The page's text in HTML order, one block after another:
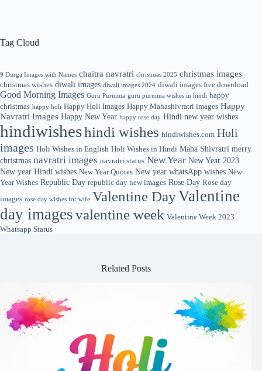
Tag Cloud
9 Durga Images with Names chaitra navratri christmas 2025 christmas images
christmas wishes diwali images diwali images 2024 diwali images free download
Good Morning Images Guru Purnima guru purnima wishes in hindi happy
christmas happy holi Happy Holi Images Happy Mahashivratri images Happy
Navratri Images Happy New Year happy rose day Hindi new year wishes
hindiwisheshindi wishes hindiwishes.com Holi
images Holi Wishes in English Holi Wishes in Hindi Maha Shivratri merry
christmas navratri images navratri status New Year New Year 2023
New year Hindi wishes New Year Quotes New year whatsApp wishes New
Year Wishes Republic Day republic day new images Rose Day Rose day
images rose day wishes for wife Valentine DayValentine
day imagesvalentine week Valentine Week 2023
Whatsapp Status
Related Posts